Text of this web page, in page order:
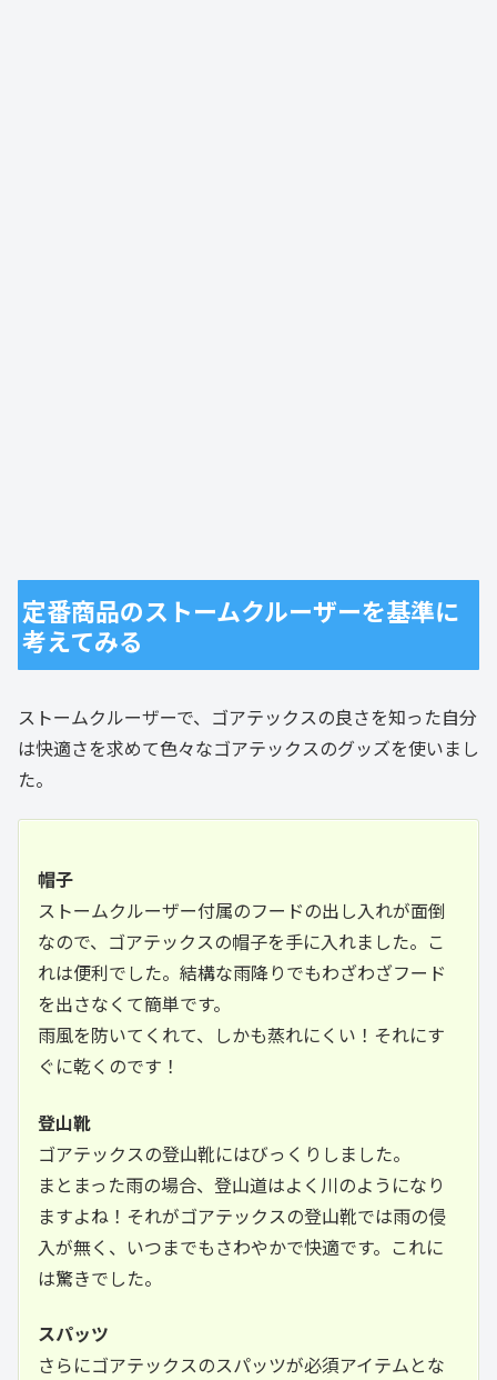
定番商品のストームクルーザーを基準に
考えてみる
ストームクルーザーで、ゴアテックスの良さを知った自分
は快適さを求めて色々なゴアテックスのグッズを使いまし
た。
帽子
ストームクルーザー付属のフードの出し入れが面倒
なので、ゴアテックスの帽子を手に入れました。こ
れは便利でした。結構な雨降りでもわざわざフード
を出さなくて簡単です。
雨風を防いてくれて、しかも蒸れにくい！それにす
ぐに乾くのです！
登山靴
ゴアテックスの登山靴にはびっくりしました。
まとまった雨の場合、登山道はよく川のようになり
ますよね！それがゴアテックスの登山靴では雨の侵
入が無く、いつまでもさわやかで快適です。これに
は驚きでした。
スパッツ
さらにゴアテックスのスパッツが必須アイテムとな